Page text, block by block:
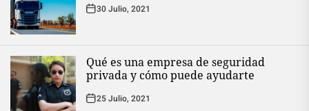
30 Julio, 2021
Qué es una empresa de seguridad
privada y cómo puede ayudarte
25 Julio, 2021